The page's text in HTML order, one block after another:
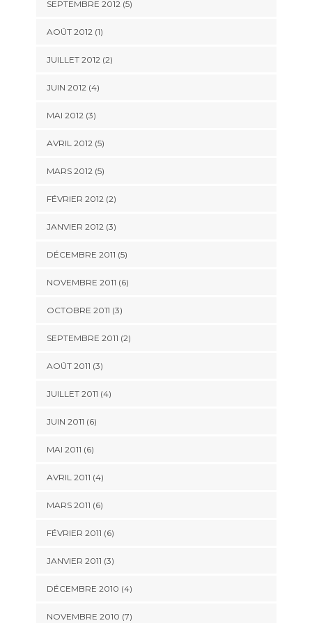
SEPTEMBRE 2012(5)
AOÛT 2012(1)
JUILLET 2012(2)
JUIN 2012(4)
MAI 2012(3)
AVRIL 2012(5)
MARS 2012(5)
FÉVRIER 2012(2)
JANVIER 2012(3)
DÉCEMBRE 2011 (5)
NOVEMBRE 2011 (6)
OCTOBRE 2011 (3)
SEPTEMBRE 2011 (2)
AOÛT 2011 (3)
JUILLET 2011 (4)
JUIN 2011 (6)
MAI 2011 (6)
AVRIL 2011 (4)
MARS 2011 (6)
FÉVRIER 2011 (6)
JANVIER 2011 (3)
DÉCEMBRE 2010 (4)
NOVEMBRE 2010 (7)